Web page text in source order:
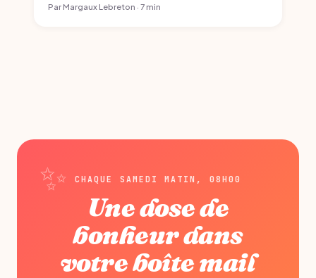
Par Margaux Lebreton · 7 min
CHAQUE SAMEDI MATIN, 08H00
Une dose de
bonheur dans
votre boîte mail